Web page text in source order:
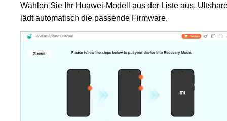
Wählen Sie Ihr Huawei-Modell aus der Liste aus.
lädt automatisch die passende Firmware.